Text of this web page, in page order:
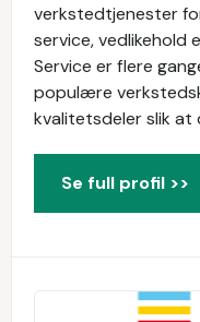
verkstedtjenester
service, vedlikehold
Service er flere
populære
kvalitetsdeler slik at
Se full profil >>